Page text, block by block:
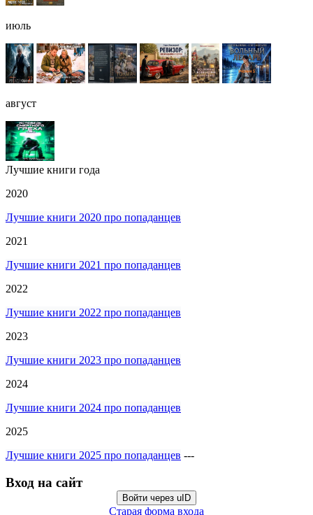
июль
август
Лучшие книги года
2020
Лучшие книги 2020 про попаданцев
2021
Лучшие книги 2021 про попаданцев
2022
Лучшие книги 2022 про попаданцев
2023
Лучшие книги 2023 про попаданцев
2024
Лучшие книги 2024 про попаданцев
2025
Лучшие книги 2025 про попаданцев ---
Вход на сайт
Войти через uID
Старая форма входа